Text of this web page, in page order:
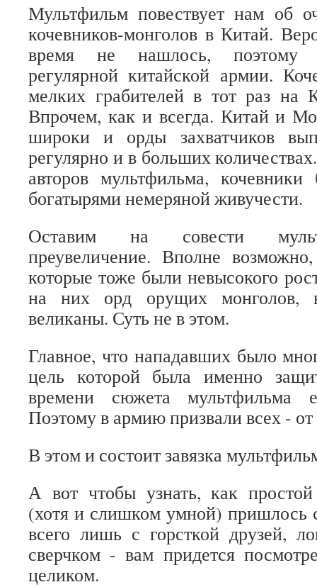
Мультфильм повествует нам об
кочевников-монголов в Китай.
время не нашлось, поэтому
регулярной китайской армии.
мелких грабителей в тот раз на
Впрочем, как и всегда. Китай и
широки и орды захватчиков
регулярно и в больших
авторов мультфильма,
богатырями немеряной живучести.
Оставим на совести
преувеличение. Вполне
которые тоже были невысокого
на них орд орущих монголов,
великаны. Суть не в этом.
Главное, что нападавших было
цель которой была именно
времени сюжета мультфильма
Поэтому в армию призвали всех -
В этом и состоит завязка
А вот чтобы узнать, как
(хотя и слишком умной) пришлось
всего лишь с горсткой друзей,
сверчком - вам придется
целиком.